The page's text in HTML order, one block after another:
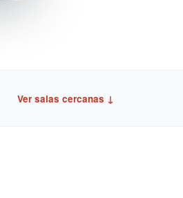
Ver salas cercanas ↓